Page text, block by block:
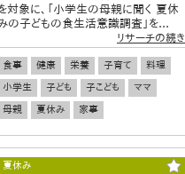
対象に、「小学生の母親に聞く 夏休
の子どもの食生活意識調査」を...
リサーチの続き
食事 健康 栄養 子育て
料理
小学生
子ども 子こども
ママ
母親
夏休み 家事
夏休み